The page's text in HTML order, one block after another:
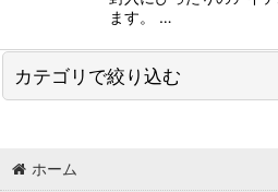
ます。 …
カテゴリで絞り込む
ホーム